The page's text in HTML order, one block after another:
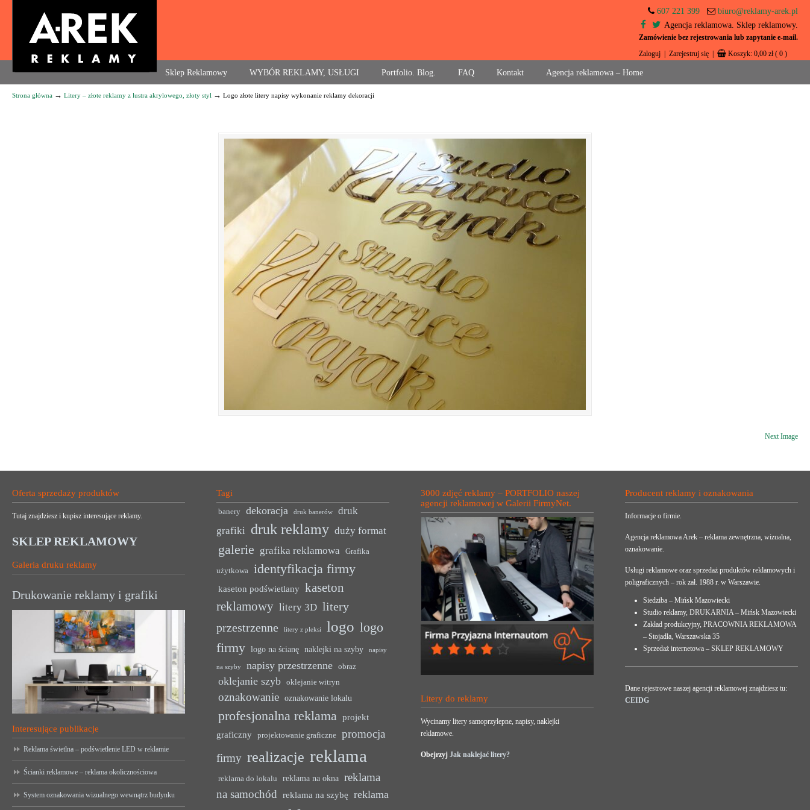
Agencja reklamowa. Reklama – usługi, druk
607 221 399
biuro@reklamy-arek.pl
Agencja reklamowa. Sklep reklamowy.
Zamówienie bez rejestrowania lub zapytanie e-mail.
Zaloguj Zarejestruj się Koszyk: 0,00 zł ( 0 )
Sklep Reklamowy WYBÓR REKLAMY, USŁUGI Portfolio. Blog. FAQ Kontakt Agencja reklamowa – Home
Navigation
Strona główna → Litery – złote reklamy z lustra akrylowego, złoty styl → Logo złote litery napisy wykonanie reklamy dekoracji
Next Image
Oferta sprzedaży produktów
Tutaj znajdziesz i kupisz interesujące reklamy.
SKLEP REKLAMOWY
Galeria druku reklamy
Drukowanie reklamy i grafiki
Interesujące publikacje
Reklama świetlna – podświetlenie LED w reklamie
Ścianki reklamowe – reklama okolicznościowa
System oznakowania wizualnego wewnątrz budynku
Tagi
banery dekoracja druk banerów
druk
grafiki druk reklamy duży format
galerie grafika reklamowa Grafika
użytkowa identyfikacja firmy
kaseton podświetlany kaseton
reklamowy litery 3D litery
przestrzenne
litery z pleksi logo logo
firmy
logo na ścianę naklejki na szyby napisy
na szyby napisy przestrzenne obraz
oklejanie szyb oklejanie witryn
oznakowanie oznakowanie lokalu
profesjonalna reklama projekt
graficzny
projektowanie graficzne
promocja
firmy realizacje reklama
reklama do lokalu reklama na okna
reklama
na samochód reklama na szybę reklama
3000 zdjęć reklamy – PORTFOLIO naszej
agencji reklamowej w Galerii FirmyNet.
Litery do reklamy
Wycinamy litery samoprzylepne, napisy, naklejki
reklamowe.
ObejrzyjJak naklejać litery?
Producent reklamy i oznakowania
Informacje o firmie.
Agencja reklamowa Arek – reklama zewnętrzna, wizualna,
oznakowanie.
Usługi reklamowe oraz sprzedaż produktów reklamowych i
poligraficznych – rok zał. 1988 r. w Warszawie.
Siedziba – Mińsk Mazowiecki
Studio reklamy, DRUKARNIA – Mińsk Mazowiecki
Zakład produkcyjny, PRACOWNIA REKLAMOWA
– Stojadła, Warszawska 35
Sprzedaż internetowa – SKLEP REKLAMOWY
Dane rejestrowe naszej agencji reklamowej znajdziesz tu:
CEIDG